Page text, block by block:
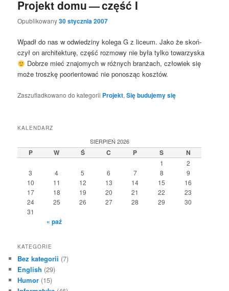
Projekt domu — część I
Opublikowany30 stycznia 2007
Wpadł do nas w odwie­dzi­ny kole­ga G z liceum. Jako że skoń­
czył on archi­tek­tu­rę, część roz­mo­wy nie była tyl­ko towa­rzy­ska
Dobrze mieć zna­jo­mych w róż­nych bran­żach, czło­wiek się
może trosz­kę poorien­to­wać nie pono­sząc kosztów.
Zaszufladkowano do kategorii Projekt,Się budujemy się
KALENDARZ
SIERPIEŃ 2026
P W Ś C P S N
1
2
3
4 5 6 7 8
9
10
11 12 13 14 15
16
17
18 19 20 21 22
23
24
25 26 27 28 29
30
31
« paź
KATEGORIE
Bez kategorii (7)
English (29)
Humor (15)